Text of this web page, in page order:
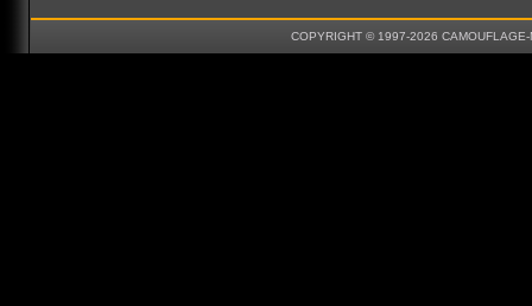
COPYRIGHT © 1997-2026 CAMOUFLAGE-